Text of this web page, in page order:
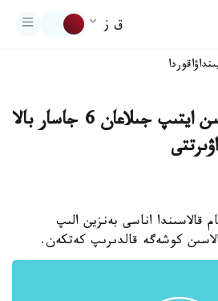
ق ز
اقوردا
ءىنىسىن تاستامايتىنىن ايتىپ جىلاعان 6 جاسار بالا
قالاسىندا اناسى بەنزين الىپ
كوشەگە قالدىرىپ كەتكەن.